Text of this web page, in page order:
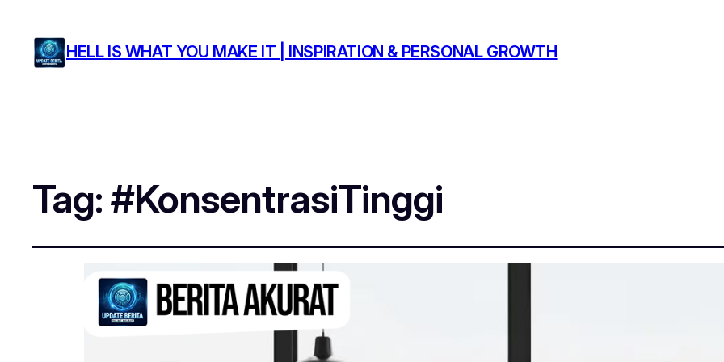
HELL IS WHAT YOU MAKE IT | INSPIRATION & PERSONAL GROWTH
Tag:#KonsentrasiTinggi